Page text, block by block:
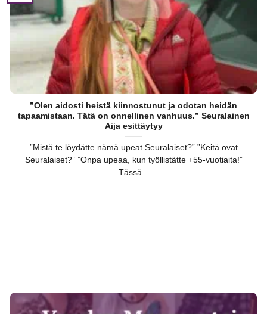
”Olen aidosti heistä kiinnostunut ja odotan heidän
tapaamistaan. Tätä on onnellinen vanhuus.” Seuralainen
Aija esittäytyy
”Mistä te löydätte nämä upeat Seuralaiset?” ”Keitä ovat
Seuralaiset?” ”Onpa upeaa, kun työllistätte +55-vuotiaita!”
Tässä...